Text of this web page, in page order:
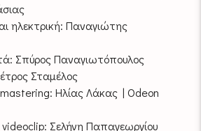
ηλεκτρική: Παναγιώτης
Σπύρος Παναγιωτόπουλος
Σταμέλος
Ηλίας Λάκας | Odeon
Σελήνη Παπαγεωργίου